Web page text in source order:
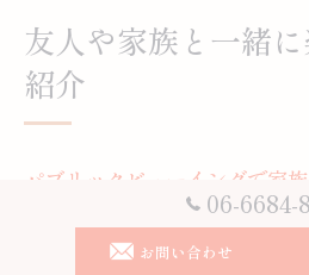
友人や家族と一緒
紹介
パブリックビューイングで家
パブリックビューイングの魅力
06-6684-
お問い合わせ